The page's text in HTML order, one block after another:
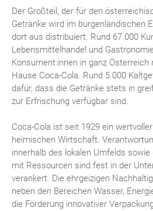
Der Großteil, der für den
Getränke wird im burgenländischen
dort aus distribuiert. Rund 67.000
Lebensmittelhandel und
Konsument:innen in ganz
Hause Coca-Cola. Rund 5.000
dafür, dass die Getränke stets in
zur Erfrischung verfügbar sind.
Coca-Cola ist seit 1929 ein
heimischen Wirtschaft.
innerhalb des lokalen Umfelds
mit Ressourcen sind fest in der
verankert. Die ehrgeizigen
neben den Bereichen Wasser,
die Förderung innovativer